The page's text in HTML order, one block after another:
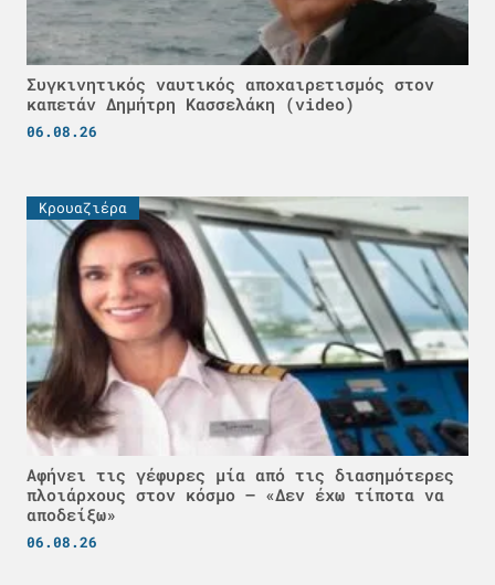
Συγκινητικός ναυτικός αποχαιρετισμός στον
καπετάν Δημήτρη Κασσελάκη (video)
06.08.26
Κρουαζιέρα
Αφήνει τις γέφυρες μία από τις διασημότερες
πλοιάρχους στον κόσμο – «Δεν έχω τίποτα να
αποδείξω»
06.08.26